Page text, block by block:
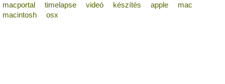
macportal
timelapse videó készítés apple
mac
macintosh
osx